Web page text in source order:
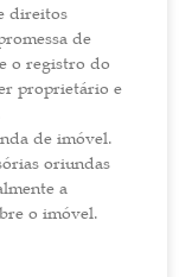
direitos
de
o registro do
proprietário e
de imóvel.
oriundas
a
o imóvel.